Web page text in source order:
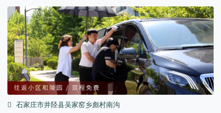
石家庄市井陉县吴家窑乡彪村南沟